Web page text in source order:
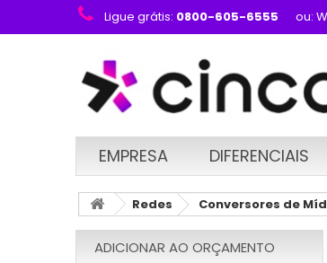
Ligue grátis: 0800-605-6555 ou:
EMPRESA DIFERENCIAIS
Redes Conversores de
ADICIONAR AO ORÇAMENTO